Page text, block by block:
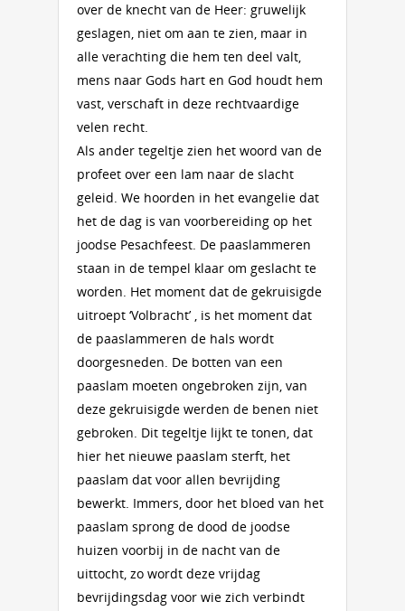
over de knecht van de Heer: gruwelijk
geslagen, niet om aan te zien, maar in
alle verachting die hem ten deel valt,
mens naar Gods hart en God houdt hem
vast, verschaft in deze rechtvaardige
velen recht.
Als ander tegeltje zien het woord van de
profeet over een lam naar de slacht
geleid. We hoorden in het evangelie dat
het de dag is van voorbereiding op het
joodse Pesachfeest. De paaslammeren
staan in de tempel klaar om geslacht te
worden. Het moment dat de gekruisigde
uitroept ‘Volbracht’ , is het moment dat
de paaslammeren de hals wordt
doorgesneden. De botten van een
paaslam moeten ongebroken zijn, van
deze gekruisigde werden de benen niet
gebroken. Dit tegeltje lijkt te tonen, dat
hier het nieuwe paaslam sterft, het
paaslam dat voor allen bevrijding
bewerkt. Immers, door het bloed van het
paaslam sprong de dood de joodse
huizen voorbij in de nacht van de
uittocht, zo wordt deze vrijdag
bevrijdingsdag voor wie zich verbindt